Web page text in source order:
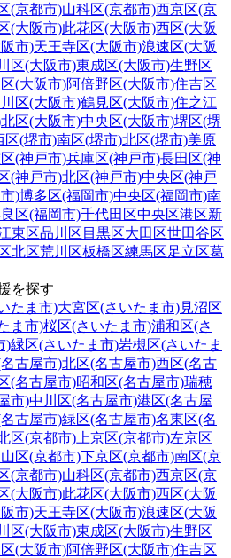
(京都市)山科区(京都市)西京区(京
(大阪市)此花区(大阪市)西区(大阪
市)天王寺区(大阪市)浪速区(大阪
区(大阪市)東成区(大阪市)生野区
(大阪市)阿倍野区(大阪市)住吉区
区(大阪市)鶴見区(大阪市)住之江
北区(大阪市)中央区(大阪市)堺区(堺
区(堺市)南区(堺市)北区(堺市)美原
(神戸市)兵庫区(神戸市)長田区(神
(神戸市)北区(神戸市)中央区(神戸
)博多区(福岡市)中央区(福岡市)南
区(福岡市)千代田区中央区港区新
東区品川区 目黒区大田区世田谷区
北区荒川区板橋区練馬区足立区葛
を探す
たま市)大宮区(さいたま市)見沼区
ま市)桜区(さいたま市)浦和区(さ
)緑区(さいたま市)岩槻区(さいたま
古屋市)北区(名古屋市)西区(名古
(名古屋市)昭和区(名古屋市)瑞穂
市)中川区(名古屋市)港区(名古屋
古屋市)緑区(名古屋市)名東区(名
区(京都市) 上京区(京都市)左京区
区(京都市)下京区(京都市)南区(京
(京都市)山科区(京都市)西京区(京
(大阪市)此花区(大阪市)西区(大阪
市)天王寺区(大阪市)浪速区(大阪
区(大阪市)東成区(大阪市)生野区
(大阪市)阿倍野区(大阪市)住吉区